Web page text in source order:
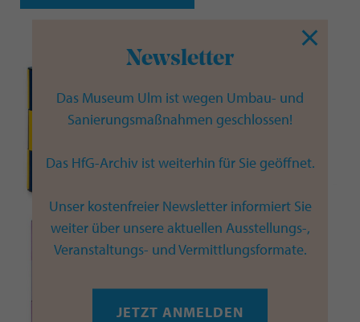
Newsletter
Das Museum Ulm ist wegen Umbau- und
Sanierungsmaßnahmen geschlossen!
Das HfG-Archiv ist weiterhin für Sie geöffnet.
Unser kostenfreier Newsletter informiert Sie
weiter über unsere aktuellen Ausstellungs-,
Veranstaltungs- und Vermittlungsformate.
JETZT ANMELDEN